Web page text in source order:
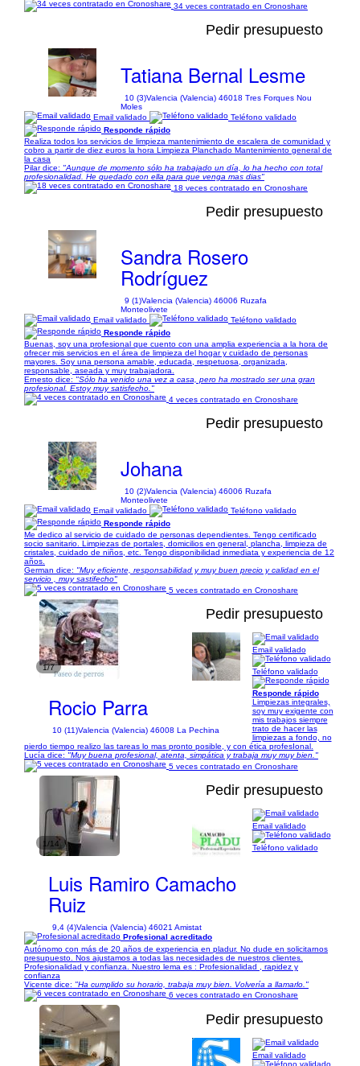
34 veces contratado en Cronoshare
Pedir presupuesto
Tatiana Bernal Lesme
10 (3)Valencia (Valencia) 46018 Tres Forques Nou
Moles
Email validado
Teléfono validado
Responde rápido
Realiza todos los servicios de limpieza mantenimiento de escalera de comunidad y
cobro a partir de diez euros la hora Limpieza Planchado Mantenimiento general de
la casa
Pilar dice: "Aunque de momento sólo ha trabajado un día, lo ha hecho con total
profesionalidad. He quedado con ella para que venga mas dias"
18 veces contratado en Cronoshare
Pedir presupuesto
Sandra Rosero
Rodríguez
9 (1)Valencia (Valencia) 46006 Ruzafa
Monteolivete
Email validado
Teléfono validado
Responde rápido
Buenas, soy una profesional que cuento con una amplia experiencia a la hora de
ofrecer mis servicios en el área de limpieza del hogar y cuidado de personas
mayores. Soy una persona amable, educada, respetuosa, organizada,
responsable, aseada y muy trabajadora.
Ernesto dice: "Sólo ha venido una vez a casa, pero ha mostrado ser una gran
profesional. Estoy muy satisfecho."
4 veces contratado en Cronoshare
Pedir presupuesto
Johana
10 (2)Valencia (Valencia) 46006 Ruzafa
Monteolivete
Email validado
Teléfono validado
Responde rápido
Me dedico al servicio de cuidado de personas dependientes. Tengo certificado
socio sanitario. Limpiezas de portales, domicilios en general, plancha, limpieza de
cristales, cuidado de niños, etc. Tengo disponibilidad inmediata y experiencia de 12
años.
German dice: "Muy eficiente, responsabilidad y muy buen precio y calidad en el
servicio , muy sastifecho"
5 veces contratado en Cronoshare
1/7
Pedir presupuesto
Rocio Parra
10 (11)Valencia (Valencia) 46008 La Pechina
Email validado
Teléfono validado
Responde rápido
Limpiezas integrales,
soy muy exigente con
mis trabajos siempre
trato de hacer las
limpiezas a fondo, no
pierdo tiempo realizo las tareas lo mas pronto posible, y con ética profesIonal.
Lucía dice: "Muy buena profesional, atenta, simpática y trabaja muy muy bien."
5 veces contratado en Cronoshare
1/14
Pedir presupuesto
Luis Ramiro Camacho
Ruiz
9,4 (4)Valencia (Valencia) 46021 Amistat
Email validado
Teléfono validado
Profesional acreditado
Autónomo con más de 20 años de experiencia en pladur. No dude en solicitarnos
presupuesto. Nos ajustamos a todas las necesidades de nuestros clientes.
Profesionalidad y confianza. Nuestro lema es : Profesionalidad , rapidez y
confianza
Vicente dice: "Ha cumplido su horario, trabaja muy bien. Volvería a llamarlo."
6 veces contratado en Cronoshare
Pedir presupuesto
Email validado